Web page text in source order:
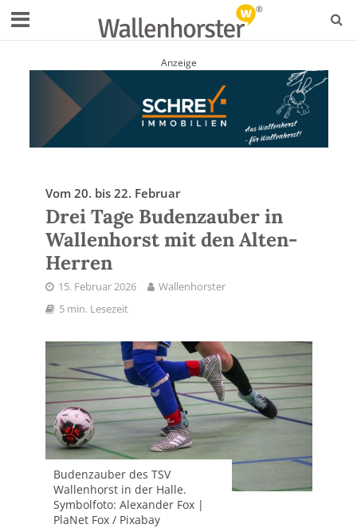
Anzeige
Vom 20. bis 22. Februar
Drei Tage Budenzauber in
Wallenhorst mit den Alten-
Herren
15. Februar 2026
Wallenhorster
5 min. Lesezeit
Budenzauber des TSV
Wallenhorst in der Halle.
Symbolfoto: Alexander Fox |
PlaNet Fox / Pixabay